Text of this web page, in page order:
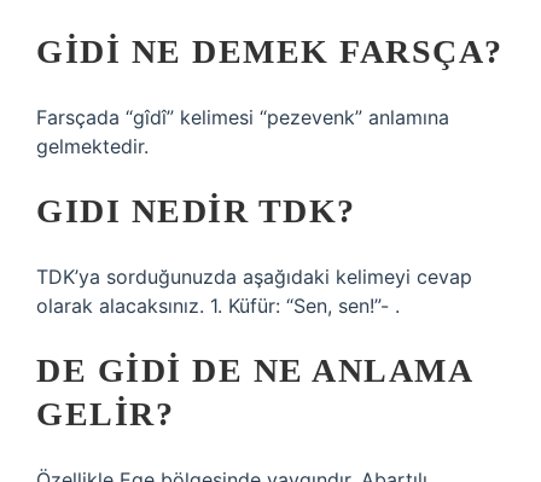
GIDI NE DEMEK FARSÇA?
Farsçada “gîdî” kelimesi “pezevenk” anlamına
gelmektedir.
GIDI NEDIR TDK?
TDK’ya sorduğunuzda aşağıdaki kelimeyi cevap
olarak alacaksınız. 1. Küfür: “Sen, sen!”- .
DE GIDI DE NE ANLAMA
GELIR?